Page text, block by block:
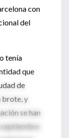
con
del
tenía
que
de
brote, y
se han
septiembre